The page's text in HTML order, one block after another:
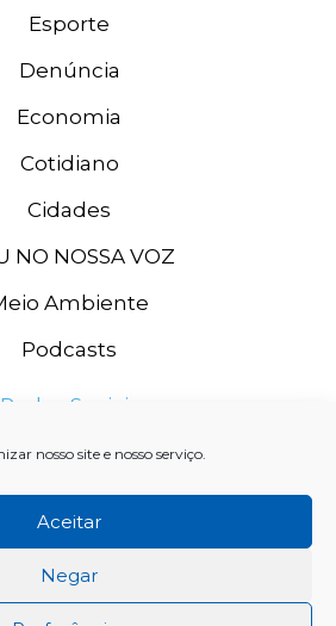
nosso site e nosso serviço.
Aceitar
Negar
Esporte
Denúncia
Economia
Cotidiano
Cidades
NO NOSSA VOZ
Ambiente
Podcasts
Redes Sociais